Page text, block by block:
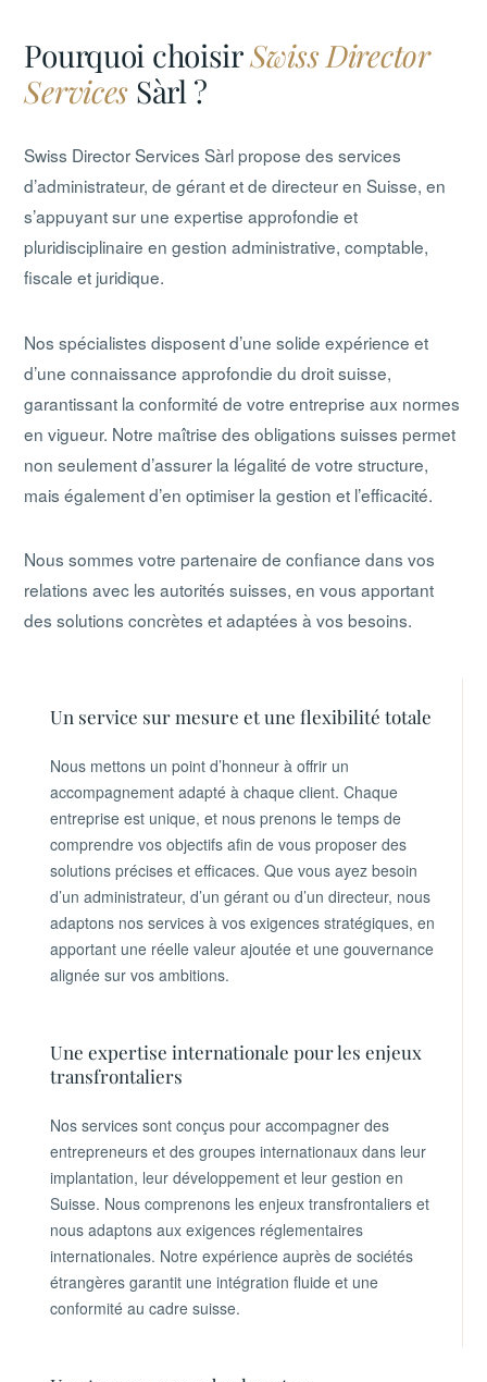
Pourquoi choisirSwiss Director
Services Sàrl ?
Swiss Director Services Sàrl propose des services
d’administrateur, de gérant et de directeur en Suisse, en
s’appuyant sur une expertise approfondie et
pluridisciplinaire en gestion administrative, comptable,
fiscale et juridique.
Nos spécialistes disposent d’une solide expérience et
d’une connaissance approfondie du droit suisse,
garantissant la conformité de votre entreprise aux normes
en vigueur. Notre maîtrise des obligations suisses permet
non seulement d’assurer la légalité de votre structure,
mais également d’en optimiser la gestion et l’efficacité.
Nous sommes votre partenaire de confiance dans vos
relations avec les autorités suisses, en vous apportant
des solutions concrètes et adaptées à vos besoins.
Un service sur mesure et une flexibilité totale
Nous mettons un point d’honneur à offrir un
accompagnement adapté à chaque client. Chaque
entreprise est unique, et nous prenons le temps de
comprendre vos objectifs afin de vous proposer des
solutions précises et efficaces. Que vous ayez besoin
d’un administrateur, d’un gérant ou d’un directeur, nous
adaptons nos services à vos exigences stratégiques, en
apportant une réelle valeur ajoutée et une gouvernance
alignée sur vos ambitions.
Une expertise internationale pour les enjeux
transfrontaliers
Nos services sont conçus pour accompagner des
entrepreneurs et des groupes internationaux dans leur
implantation, leur développement et leur gestion en
Suisse. Nous comprenons les enjeux transfrontaliers et
nous adaptons aux exigences réglementaires
internationales. Notre expérience auprès de sociétés
étrangères garantit une intégration fluide et une
conformité au cadre suisse.